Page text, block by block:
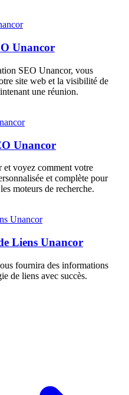
Unancor
SEO Unancor, vous
site web et la visibilité de
une réunion.
Unancor
voyez comment votre
et complète pour
moteurs de recherche.
Liens Unancor
fournira des informations
de liens avec succès.